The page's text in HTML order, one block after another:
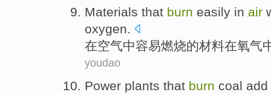
Materials that burn easily in air
oxygen.
在空气中容易燃烧的材料在氧气
youdao
Power plants that burn coal add